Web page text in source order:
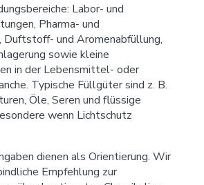
Labor- und
Pharma- und
Duftstoff- und Aromenabfüllung,
sowie kleine
in der Lebensmittel- oder
Typische Füllgüter sind z. B.
Öle, Seren und flüssige
wenn Lichtschutz
dienen als Orientierung. Wir
Empfehlung zur